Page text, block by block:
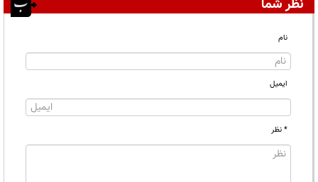
نظر شما
نام
ایمیل
* نظر